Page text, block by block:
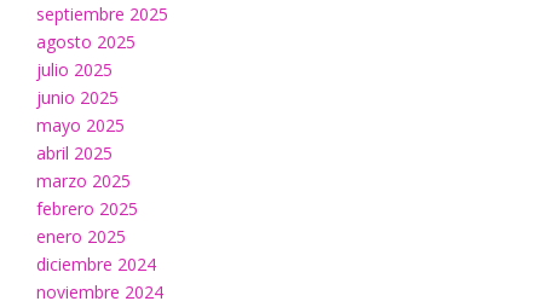
septiembre 2025
agosto 2025
julio 2025
junio 2025
mayo 2025
abril 2025
marzo 2025
febrero 2025
enero 2025
diciembre 2024
noviembre 2024